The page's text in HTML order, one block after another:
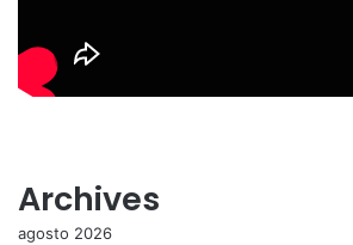
Archives
agosto 2026